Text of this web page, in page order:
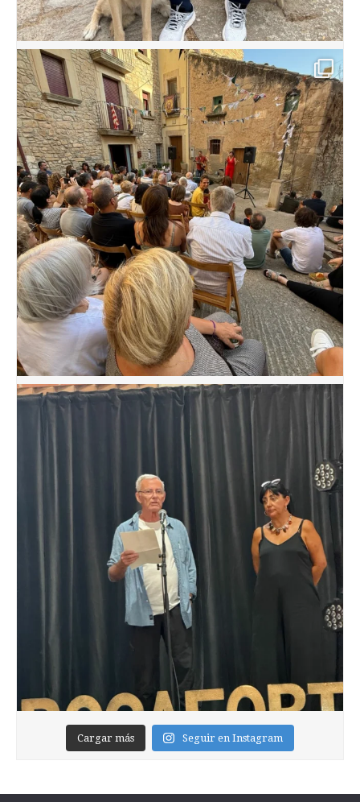
Cargar más Seguir en Instagram